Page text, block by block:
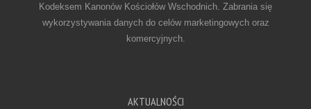
Kodeksem Kanonów Kościołów Wschodnich. Zabrania się
wykorzystywania danych do celów marketingowych oraz
komercyjnych.
AKTUALNOŚCI